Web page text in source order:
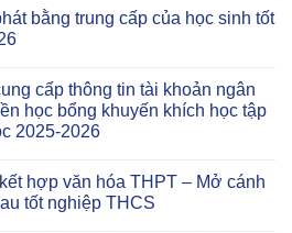
bằng trung cấp của học sinh tốt
cấp thông tin tài khoản ngân
học bổng khuyến khích học tập
2025-2026
hợp văn hóa THPT – Mở cánh
tốt nghiệp THCS